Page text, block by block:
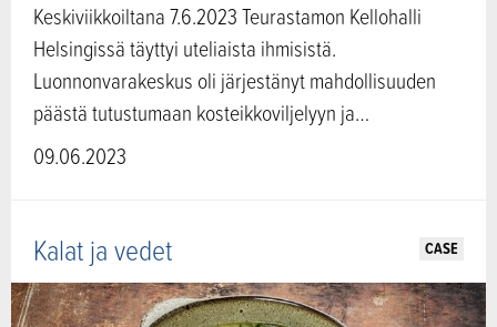
BIOTALOUSSTRATEGIAN TOIMEENPANO: UUDET
KASVUTOIMET
KASVUPAKETIN OSA: RUOKA-ALAN KASVUOHJELMA ›
Keskiviikkoiltana 7.6.2023 Teurastamon Kellohalli
Helsingissä täyttyi uteliaista ihmisistä.
Luonnonvarakeskus oli järjestänyt mahdollisuuden
päästä tutustumaan kosteikkoviljelyyn ja…
09.06.2023
Kalat ja vedet CASE